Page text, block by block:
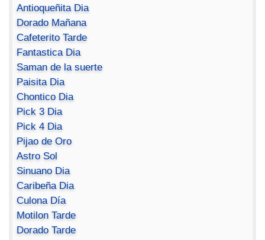
Antioqueñita Dia
Dorado Mañana
Cafeterito Tarde
Fantastica Dia
Saman de la suerte
Paisita Dia
Chontico Dia
Pick 3 Dia
Pick 4 Dia
Pijao de Oro
Astro Sol
Sinuano Dia
Caribeña Dia
Culona Día
Motilon Tarde
Dorado Tarde